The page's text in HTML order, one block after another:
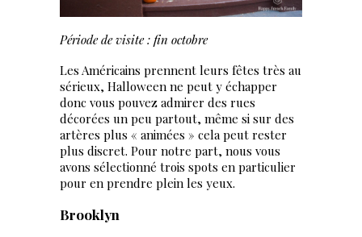
Période de visite : fin octobre
Les Américains prennent leurs fêtes très au
sérieux, Halloween ne peut y échapper
donc vous pouvez admirer des rues
décorées un peu partout, même si sur des
artères plus « animées » cela peut rester
plus discret. Pour notre part, nous vous
avons sélectionné trois spots en particulier
pour en prendre plein les yeux.
Brooklyn